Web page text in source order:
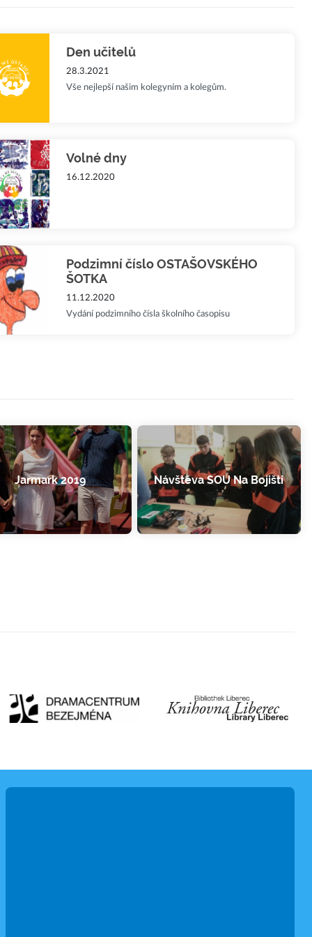
Den učitelů
28.3.2021
Vše nejlepší našim kolegyním a kolegům.
Volné dny
16.12.2020
Podzimní číslo OSTAŠOVSKÉHO
ŠOTKA
11.12.2020
Vydání podzimního čísla školního časopisu
Jarmark 2019 Návštěva SOU Na Bojišti